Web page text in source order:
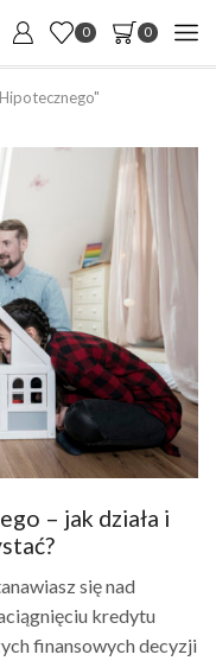
0 0
– jak działa i
się nad
kredytu
finansowych decyzji